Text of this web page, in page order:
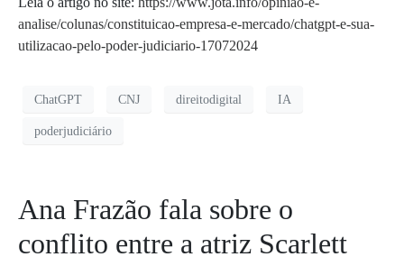
analise/colunas/constituicao-empresa-e-mercado/chatgpt-e-sua-
utilizacao-pelo-poder-judiciario-17072024
ChatGPT CNJ direitodigital IA
poderjudiciário
Ana Frazão fala sobre o
conflito entre a atriz Scarlett